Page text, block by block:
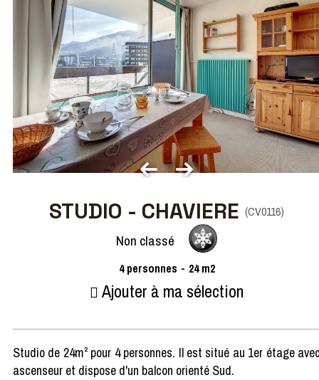
STUDIO - CHAVIERE (CV0116)
Non classé
4 personnes 24 m2
Ajouter à ma sélection
Studio de 24m² pour 4 personnes. Il est situé au 1er étage
ascenseur et dispose d'un balcon orienté Sud.